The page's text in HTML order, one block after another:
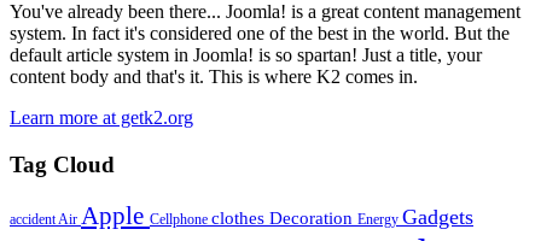
You've already been there... Joomla! is a great content management
system. In fact it's considered one of the best in the world. But the
default article system in Joomla! is so spartan! Just a title, your
content body and that's it. This is where K2 comes in.
Learn more at getk2.org
Tag Cloud
accident Air Apple Cellphone clothes Decoration Energy Gadgets